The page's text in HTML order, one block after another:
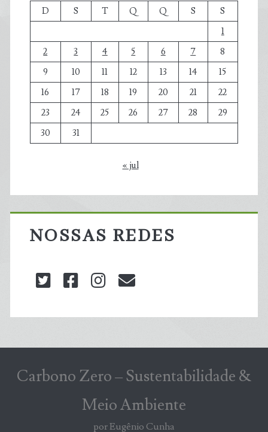
D
S T Q Q S
S
1
2
3 4 5 6 7
8
9
10 11 12 13 14
15
16
17 18 19 20 21
22
23
24 25 26 27 28
29
30
31
« jul
NOSSAS REDES
twitterfacebookinstagram
Carbono Zero – Sustentabilidade &
Meio Ambiente
por Eugênio Cunha